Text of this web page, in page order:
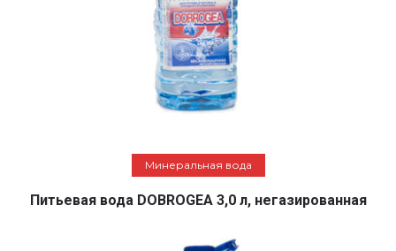
Подробнее
Минеральная вода
Питьевая вода DOBROGEA 3,0 л, негазированная